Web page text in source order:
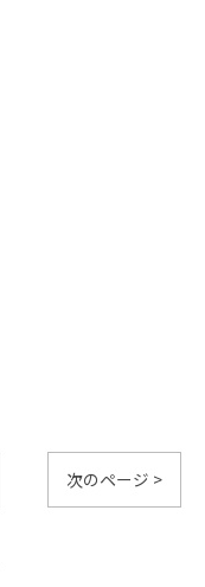
次のページ >